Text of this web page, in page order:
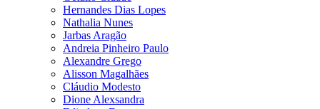
Hernandes Dias Lopes
Nathalia Nunes
Jarbas Aragão
Andreia Pinheiro Paulo
Alexandre Grego
Alisson Magalhães
Cláudio Modesto
Dione Alexsandra